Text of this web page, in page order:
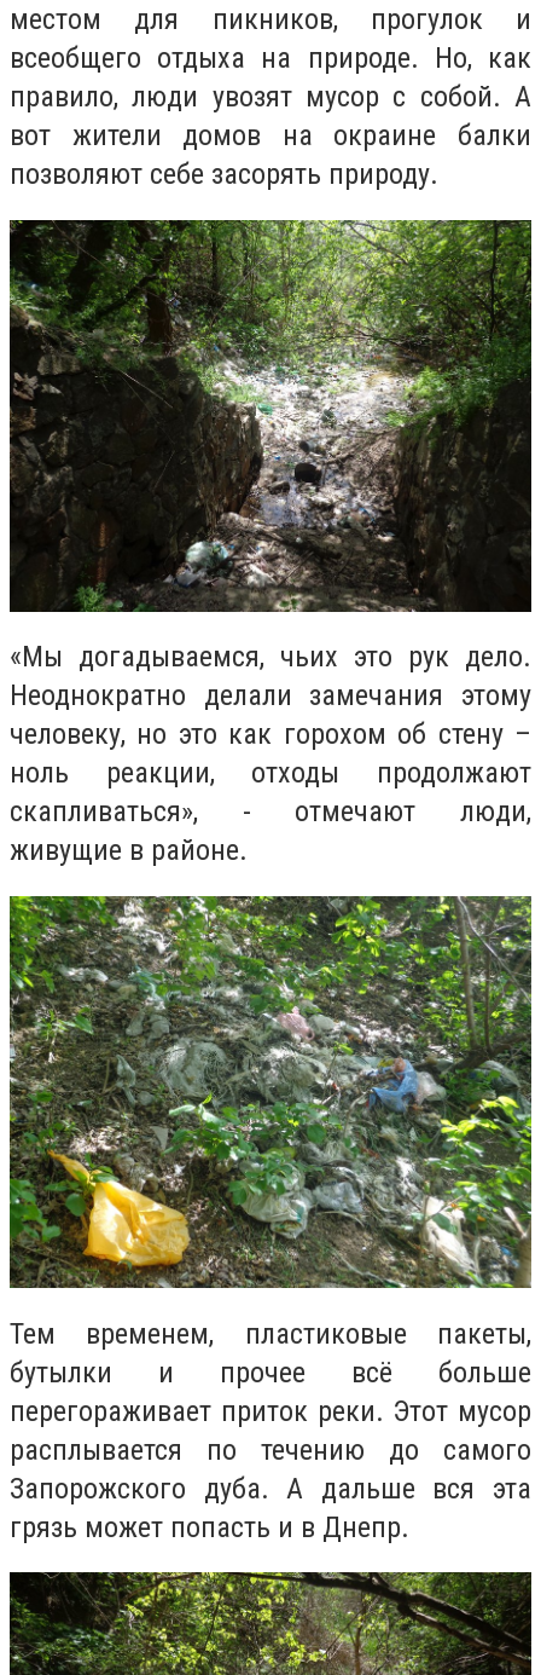
местом для пикников, прогулок и
всеобщего отдыха на природе. Но, как
правило, люди увозят мусор с собой. А
вот жители домов на окраине балки
позволяют себе засорять природу.
«Мы догадываемся, чьих это рук дело.
Неоднократно делали замечания этому
человеку, но это как горохом об стену –
ноль реакции, отходы продолжают
скапливаться», - отмечают люди,
живущие в районе.
Тем временем, пластиковые пакеты,
бутылки и прочее всё больше
перегораживает приток реки. Этот мусор
расплывается по течению до самого
Запорожского дуба. А дальше вся эта
грязь может попасть и в Днепр.